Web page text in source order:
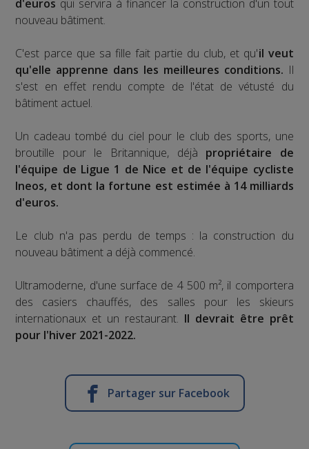
d'euros qui servira à financer la construction d'un tout
nouveau bâtiment.
C'est parce que sa fille fait partie du club, et qu'il veut
qu'elle apprenne dans les meilleures conditions. Il
s'est en effet rendu compte de l'état de vétusté du
bâtiment actuel.
Un cadeau tombé du ciel pour le club des sports, une
broutille pour le Britannique, déjà propriétaire de
l'équipe de Ligue 1 de Nice et de l'équipe cycliste
Ineos, et dont la fortune est estimée à 14 milliards
d'euros.
Le club n'a pas perdu de temps : la construction du
nouveau bâtiment a déjà commencé.
Ultramoderne, d'une surface de 4 500 m², il comportera
des casiers chauffés, des salles pour les skieurs
internationaux et un restaurant. Il devrait être prêt
pour l'hiver 2021-2022.
Partager sur Facebook